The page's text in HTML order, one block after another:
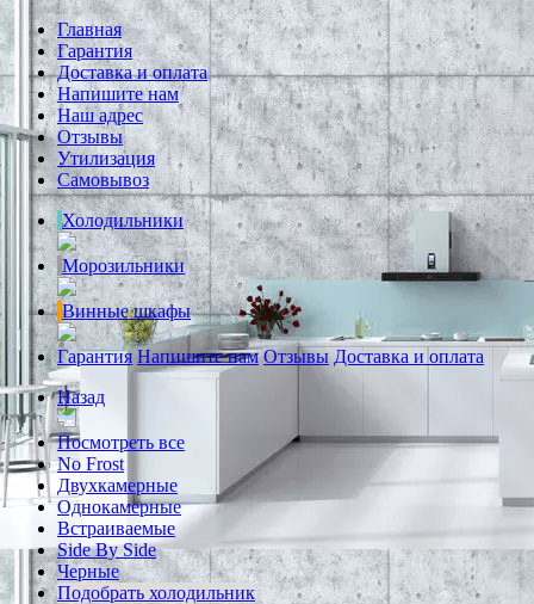
Главная
Гарантия
Доставка и оплата
Напишите нам
Наш адрес
Отзывы
Утилизация
Самовывоз
Холодильники
Морозильники
Винные шкафы
Гарантия Напишите нам Отзывы Доставка и оплата
Назад
Посмотреть все
No Frost
Двухкамерные
Однокамерные
Встраиваемые
Side By Side
Черные
Подобрать холодильник